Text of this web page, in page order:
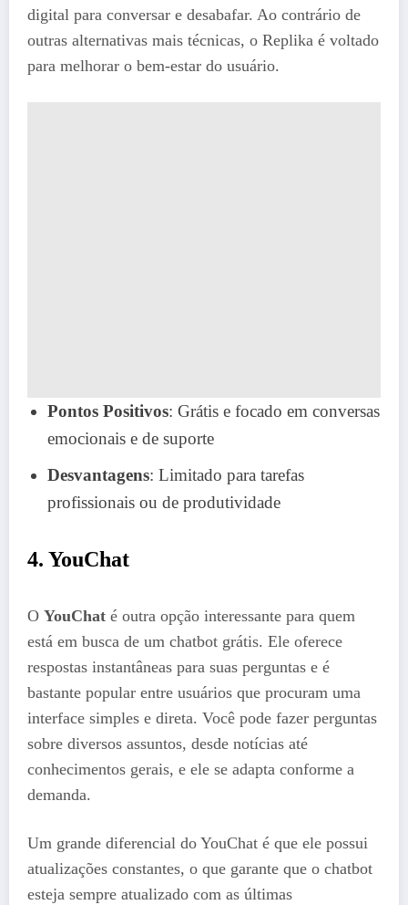
digital para conversar e desabafar. Ao contrário de
outras alternativas mais técnicas, o Replika é voltado
para melhorar o bem-estar do usuário.
Pontos Positivos: Grátis e focado em conversas
emocionais e de suporte
Desvantagens: Limitado para tarefas
profissionais ou de produtividade
4. YouChat
O YouChat é outra opção interessante para quem
está em busca de um chatbot grátis. Ele oferece
respostas instantâneas para suas perguntas e é
bastante popular entre usuários que procuram uma
interface simples e direta. Você pode fazer perguntas
sobre diversos assuntos, desde notícias até
conhecimentos gerais, e ele se adapta conforme a
demanda.
Um grande diferencial do YouChat é que ele possui
atualizações constantes, o que garante que o chatbot
esteja sempre atualizado com as últimas